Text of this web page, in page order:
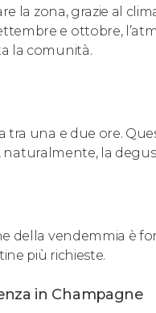
la zona, grazie al
e ottobre,
la comunità.
tra una e due ore.
naturalmente, la
della vendemmia è
più richieste.
in Champagne